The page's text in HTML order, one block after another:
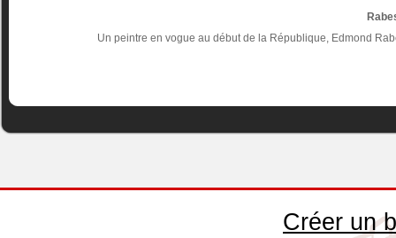
Un peintre en vogue au début de la République, Edmond
Créer un